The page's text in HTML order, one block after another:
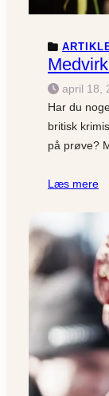
april 18,
Har du
britisk
på prøve?
Læs mere